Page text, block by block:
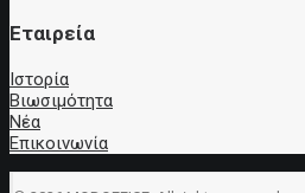
Εταιρεία
Ιστορία
Βιωσιμότητα
Νέα
Επικοινωνία